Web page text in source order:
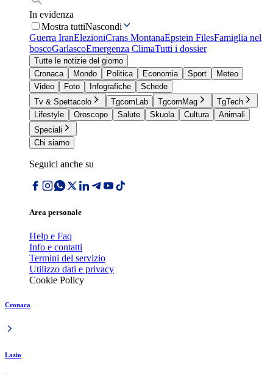
In evidenza
Mostra tuttiNascondi
Guerra IranElezioniCrans MontanaEpstein FilesFamiglia nel
boscoGarlascoEmergenza ClimaTutti i dossier
Tutte le notizie del giorno
Cronaca
Mondo Politica Economia Sport
Meteo
Video
Foto Infografiche
Schede
Tv & Spettacolo
TgcomLab TgcomMag
TgTech
Lifestyle
Oroscopo Salute Skuola Cultura
Animali
Speciali
Chi siamo
Seguici anche su
Area personale
Help e Faq
Info e contatti
Termini del servizio
Utilizzo dati e privacy
Cookie Policy
Cronaca
Lazio